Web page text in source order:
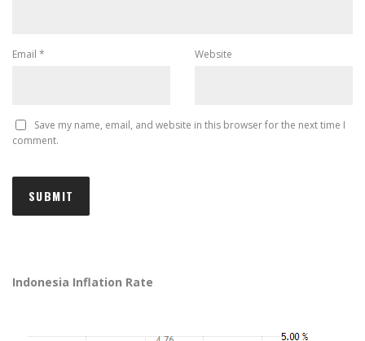
Email * Website
Save my name, email, and website in this browser for the next time I
comment.
Indonesia Inflation Rate